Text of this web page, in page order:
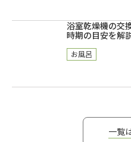
浴室乾燥機の交
時期の目安を解
お風呂
一覧